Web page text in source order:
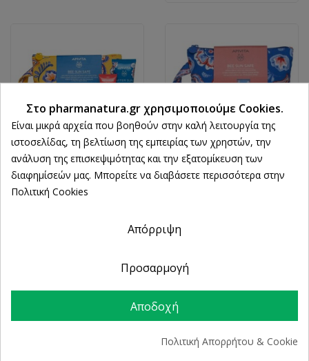
APIVITA
Apivita Bee Sun Safe
Ρυτίδων SPF50 50ml &
APIVITA
Κρέμα Gel Προσώπου
Στο pharmanatura.gr χρησιμοποιούμε Cookies.
Είναι μικρά αρχεία που βοηθούν στην καλή λειτουργία της
ιστοσελίδας, τη βελτίωση της εμπειρίας των χρηστών, την
ανάλυση της επισκεψιμότητας και την εξατομίκευση των
διαφημίσεών μας. Μπορείτε να διαβάσετε περισσότερα στην
Πολιτική Cookies
Απόρριψη
Προσαρμογή
Αποδοχή
Πολιτική Απορρήτου & Cookie